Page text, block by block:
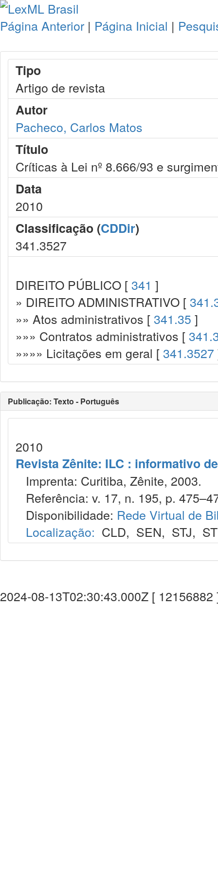
Página Anterior | Página Inicial |
Tipo
Artigo de revista
Autor
Pacheco, Carlos Matos
Título
Críticas à Lei nº 8.666/93 e
Data
2010
Classificação (CDDir)
341.3527
DIREITO PÚBLICO [ 341 ]
» DIREITO ADMINISTRATIVO [
»» Atos administrativos [ 341.35 ]
»»» Contratos administrativos [
»»»» Licitações em geral [ 341.3527
Publicação: Texto - Português
2010
Revista Zênite: ILC : informativo
Imprenta: Curitiba, Zênite, 2003.
Referência: v. 17, n. 195, p.
Disponibilidade: Rede Virtual de
Localização: CLD, SEN, STJ,
2024-08-13T02:30:43.000Z [ 12156882